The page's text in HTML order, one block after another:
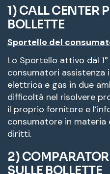
1) CALL CENTER
BOLLETTE
Sportello del
Lo Sportello attivo dal
consumatori assistenza
elettrica e gas in due
difficoltà nel risolvere
il proprio fornitore e
consumatore in
diritti.
2)
SULLE BOLLETTE